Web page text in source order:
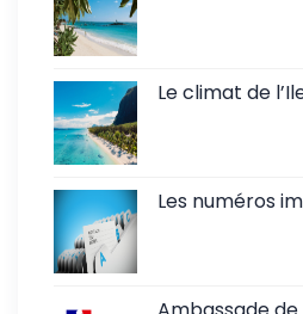
Le climat de
Les numéros